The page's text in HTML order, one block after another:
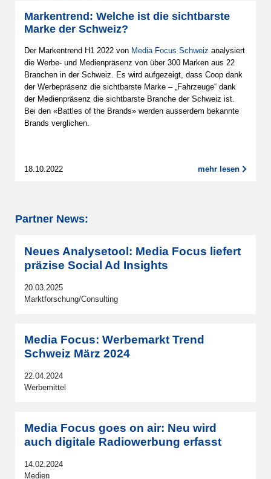
Markentrend: Welche ist die sichtbarste
Marke der Schweiz?
Der Markentrend H1 2022 von Media Focus Schweiz analysiert
die Werbe- und Medienpräsenz von über 300 Marken aus 22
Branchen in der Schweiz. Es wird aufgezeigt, dass Coop dank
der Werbepräsenz die sichtbarste Marke – „Fahrzeuge“ dank
der Medienpräsenz die sichtbarste Branche der Schweiz ist.
Bei den «Battles of the Brands» werden ausserdem bekannte
Brands verglichen.
18.10.2022 mehr lesen
Partner News:
Neues Analysetool: Media Focus liefert
präzise Social Ad Insights
20.03.2025
Marktforschung/Consulting
Media Focus: Werbemarkt Trend
Schweiz März 2024
22.04.2024
Werbemittel
Media Focus goes on air: Neu wird
auch digitale Radiowerbung erfasst
14.02.2024
Medien